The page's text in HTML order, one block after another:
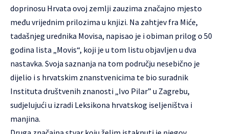
doprinosu Hrvata ovoj zemlji zauzima značajno mjesto
među vrijednim prilozima u knjizi. Na zahtjev fra Miće,
tadašnjeg urednika Movisa, napisao je i obiman prilog o 50
godina lista „Movis“, koji je u tom listu objavljen u dva
nastavka. Svoja saznanja na tom području nesebično je
dijelio i s hrvatskim znanstvenicima te bio suradnik
Instituta društvenih znanosti „Ivo Pilar” u Zagrebu,
sudjelujući u izradi Leksikona hrvatskog iseljeništva i
manjina.